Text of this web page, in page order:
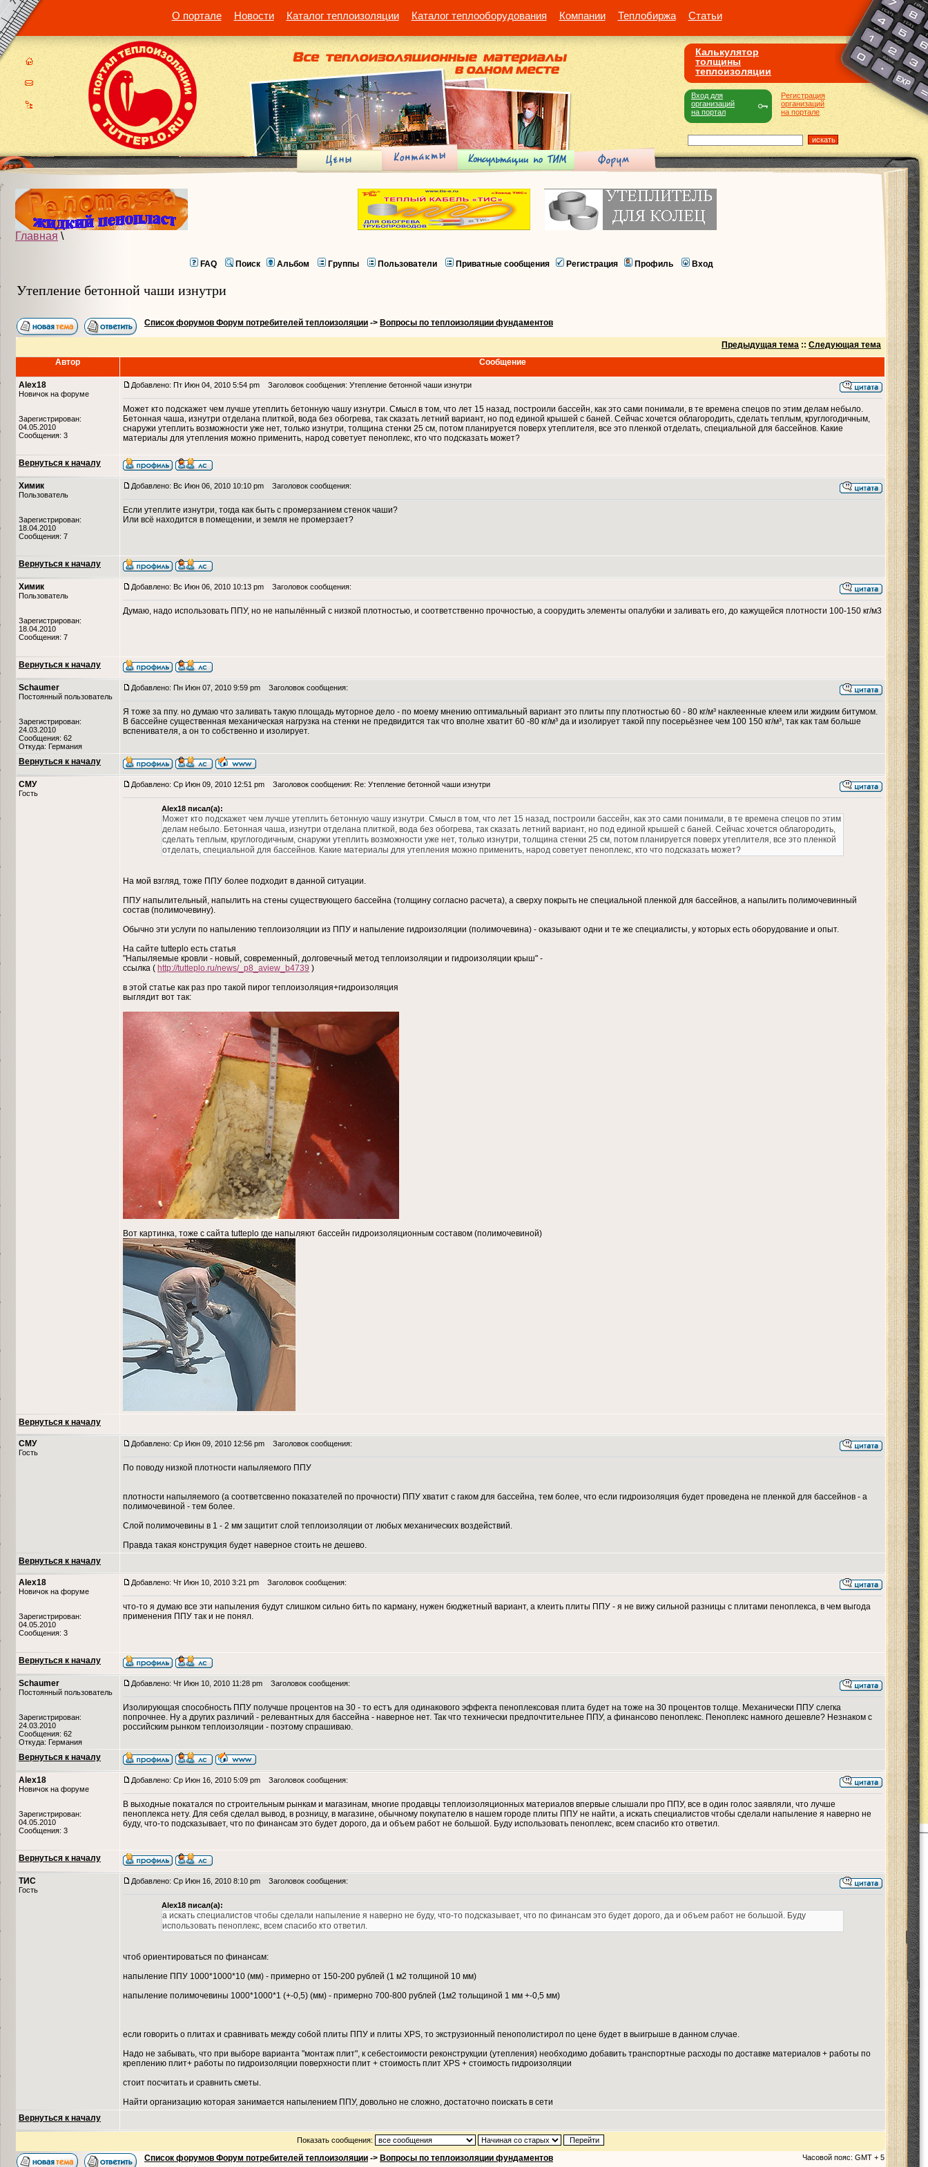
О портале Новости Каталог теплоизоляции Каталог теплооборудования Компании Теплобиржа Статьи
Калькулятор
толщины
теплоизоляции
Регистрация
организаций
на портале
Вход для
организаций
на портал
Главная \
FAQ Поиск Альбом Группы Пользователи Приватные сообщения Регистрация Профиль Вход
Утепление бетонной чаши изнутри
Список форумов Форум потребителей теплоизоляции -> Вопросы по теплоизоляции фундаментов
Предыдущая тема :: Следующая тема
Автор
Сообщение
Alex18
Новичок на форуме
Зарегистрирован:
04.05.2010
Сообщения: 3
Добавлено: Пт Июн 04, 2010 5:54 pm Заголовок сообщения: Утепление бетонной чаши изнутри
Может кто подскажет чем лучше утеплить бетонную чашу изнутри. Смысл в том, что лет 15 назад, построили бассейн, как это сами понимали, в те времена спецов по этим делам небыло.
Бетонная чаша, изнутри отделана плиткой, вода без обогрева, так сказать летний вариант, но под единой крышей с баней. Сейчас хочется облагородить, сделать теплым, круглогодичным,
снаружи утеплить возможности уже нет, только изнутри, толщина стенки 25 см, потом планируется поверх утеплителя, все это пленкой отделать, специальной для бассейнов. Какие
материалы для утепления можно применить, народ советует пеноплекс, кто что подсказать может?
Вернуться к началу
Химик
Пользователь
Зарегистрирован:
18.04.2010
Сообщения: 7
Добавлено: Вс Июн 06, 2010 10:10 pm Заголовок сообщения:
Если утеплите изнутри, тогда как быть с промерзанием стенок чаши?
Или всё находится в помещении, и земля не промерзает?
Вернуться к началу
Химик
Пользователь
Зарегистрирован:
18.04.2010
Сообщения: 7
Добавлено: Вс Июн 06, 2010 10:13 pm Заголовок сообщения:
Думаю, надо использовать ППУ, но не напылённый с низкой плотностью, и соответственно прочностью, а соорудить элементы опалубки и заливать его, до кажущейся плотности 100-150 кг/м3
Вернуться к началу
Schaumer
Постоянный пользователь
Зарегистрирован:
24.03.2010
Сообщения: 62
Откуда: Германия
Добавлено: Пн Июн 07, 2010 9:59 pm Заголовок сообщения:
Я тоже за ппу. но думаю что заливать такую площадь муторное дело - по моему мнению оптимальный вариант это плиты ппу плотностью 60 - 80 кг/м³ наклеенные клеем или жидким битумом.
В бассейне существенная механическая нагрузка на стенки не предвидится так что вполне хватит 60 -80 кг/м³ да и изолирует такой ппу посерьёзнее чем 100 150 кг/м³, так как там больше
вспенивателя, а он то собственно и изолирует.
Вернуться к началу
СМУ
Гость
Добавлено: Ср Июн 09, 2010 12:51 pm Заголовок сообщения: Re: Утепление бетонной чаши изнутри
Alex18 писал(а):
Может кто подскажет чем лучше утеплить бетонную чашу изнутри. Смысл в том, что лет 15 назад, построили бассейн, как это сами понимали, в те времена спецов по этим
делам небыло. Бетонная чаша, изнутри отделана плиткой, вода без обогрева, так сказать летний вариант, но под единой крышей с баней. Сейчас хочется облагородить,
сделать теплым, круглогодичным, снаружи утеплить возможности уже нет, только изнутри, толщина стенки 25 см, потом планируется поверх утеплителя, все это пленкой
отделать, специальной для бассейнов. Какие материалы для утепления можно применить, народ советует пеноплекс, кто что подсказать может?
На мой взгляд, тоже ППУ более подходит в данной ситуации.
ППУ напылительный, напылить на стены существующего бассейна (толщину согласно расчета), а сверху покрыть не специальной пленкой для бассейнов, а напылить полимочевинный
состав (полимочевину).
Обычно эти услуги по напылению теплоизоляции из ППУ и напыление гидроизоляции (полимочевина) - оказывают одни и те же специалисты, у которых есть оборудование и опыт.
На сайте tutteplo есть статья
"Напыляемые кровли - новый, современный, долговечный метод теплоизоляции и гидроизоляции крыш" -
ссылка ( http://tutteplo.ru/news/_p8_aview_b4739 )
в этой статье как раз про такой пирог теплоизоляция+гидроизоляция
выглядит вот так:
Вот картинка, тоже с сайта tutteplo где напыляют бассейн гидроизоляционным составом (полимочевиной)
Вернуться к началу
СМУ
Гость
Добавлено: Ср Июн 09, 2010 12:56 pm Заголовок сообщения:
По поводу низкой плотности напыляемого ППУ
плотности напыляемого (а соответсвенно показателей по прочности) ППУ хватит с гаком для бассейна, тем более, что если гидроизоляция будет проведена не пленкой для бассейнов - а
полимочевиной - тем более.
Слой полимочевины в 1 - 2 мм защитит слой теплоизоляции от любых механических воздействий.
Правда такая конструкция будет наверное стоить не дешево.
Вернуться к началу
Alex18
Новичок на форуме
Зарегистрирован:
04.05.2010
Сообщения: 3
Добавлено: Чт Июн 10, 2010 3:21 pm Заголовок сообщения:
что-то я думаю все эти напыления будут слишком сильно бить по карману, нужен бюджетный вариант, а клеить плиты ППУ - я не вижу сильной разницы с плитами пеноплекса, в чем выгода
применения ППУ так и не понял.
Вернуться к началу
Schaumer
Постоянный пользователь
Зарегистрирован:
24.03.2010
Сообщения: 62
Откуда: Германия
Добавлено: Чт Июн 10, 2010 11:28 pm Заголовок сообщения:
Изолирующая способность ППУ получше процентов на 30 - то естъ для одинакового эффекта пеноплексовая плита будет на тоже на 30 процентов толще. Механически ППУ слегка
попрочнее. Ну а других различий - релевантных для бассейна - наверноe нет. Так что технически предпочтительнее ППУ, а финансово пеноплекс. Пеноплекс намного дешевле? Незнаком с
российским рынком теплоизоляции - поэтому спрашиваю.
Вернуться к началу
Alex18
Новичок на форуме
Зарегистрирован:
04.05.2010
Сообщения: 3
Добавлено: Ср Июн 16, 2010 5:09 pm Заголовок сообщения:
В выходные покатался по строительным рынкам и магазинам, многие продавцы теплоизоляционных материалов впервые слышали про ППУ, все в один голос заявляли, что лучше
пеноплекса нету. Для себя сделал вывод, в розницу, в магазине, обычному покупателю в нашем городе плиты ППУ не найти, а искать специалистов чтобы сделали напыление я наверно не
буду, что-то подсказывает, что по финансам это будет дорого, да и объем работ не большой. Буду использовать пеноплекс, всем спасибо кто ответил.
Вернуться к началу
ТИС
Гость
Добавлено: Ср Июн 16, 2010 8:10 pm Заголовок сообщения:
Alex18 писал(а):
а искать специалистов чтобы сделали напыление я наверно не буду, что-то подсказывает, что по финансам это будет дорого, да и объем работ не большой. Буду
использовать пеноплекс, всем спасибо кто ответил.
чтоб ориентироваться по финансам:
напыление ППУ 1000*1000*10 (мм) - примерно от 150-200 рублей (1 м2 толщиной 10 мм)
напыление полимочевины 1000*1000*1 (+-0,5) (мм) - примерно 700-800 рублей (1м2 тольщиной 1 мм +-0,5 мм)
если говорить о плитах и сравнивать между собой плиты ППУ и плиты XPS, то экструзионный пенополистирол по цене будет в выигрыше в данном случае.
Надо не забывать, что при выборе варианта "монтаж плит", к себестоимости реконструкции (утепления) необходимо добавить транспортные расходы по доставке материалов + работы по
креплению плит+ работы по гидроизоляции поверхности плит + стоимость плит XPS + стоимость гидроизоляции
стоит посчитать и сравнить сметы.
Найти организацию которая занимается напылением ППУ, довольно не сложно, достаточно поискать в сети
Вернуться к началу
Показать сообщения:
Список форумов Форум потребителей теплоизоляции -> Вопросы по теплоизоляции фундаментов Часовой пояс: GMT + 5